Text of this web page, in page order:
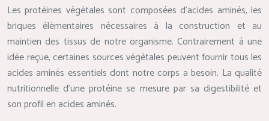
Les protéines végétales sont composées d’acides aminés, les
briques élémentaires nécessaires à la construction et au
maintien des tissus de notre organisme. Contrairement à une
idée reçue, certaines sources végétales peuvent fournir tous les
acides aminés essentiels dont notre corps a besoin. La qualité
nutritionnelle d’une protéine se mesure par sa digestibilité et
son profil en acides aminés.